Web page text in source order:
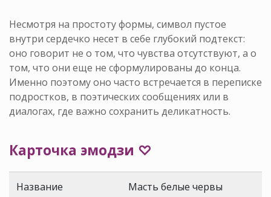
Несмотря на простоту формы, символ пустое
внутри сердечко несет в себе глубокий подтекст:
оно говорит не о том, что чувства отсутствуют, а о
том, что они еще не сформулированы до конца.
Именно поэтому оно часто встречается в переписке
подростков, в поэтических сообщениях или в
диалогах, где важно сохранить деликатность.
Карточка эмодзи ♡
Название Масть белые червы